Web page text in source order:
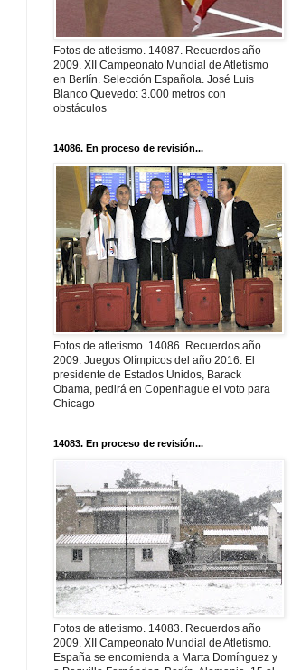
Fotos de atletismo. 14087. Recuerdos año
2009. XII Campeonato Mundial de Atletismo
en Berlín. Selección Española. José Luis
Blanco Quevedo: 3.000 metros con
obstáculos
14086. En proceso de revisión...
Fotos de atletismo. 14086. Recuerdos año
2009. Juegos Olímpicos del año 2016. El
presidente de Estados Unidos, Barack
Obama, pedirá en Copenhague el voto para
Chicago
14083. En proceso de revisión...
Fotos de atletismo. 14083. Recuerdos año
2009. XII Campeonato Mundial de Atletismo.
España se encomienda a Marta Domínguez y